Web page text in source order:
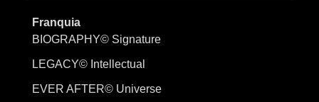
Franquia
BIOGRAPHY© Signature
LEGACY© Intellectual
EVER AFTER© Universe